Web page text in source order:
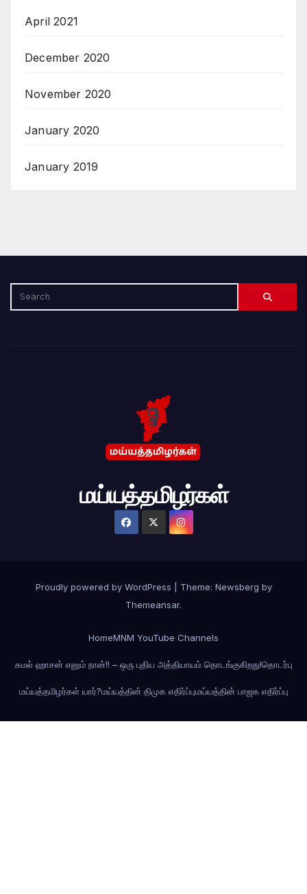
April 2021
December 2020
November 2020
January 2020
January 2019
மய்யத்தமிழர்கள்
Proudly powered by WordPress Theme: Newsberg by
Themeansar.
HomeMNM YouTube Channels
கமல் ஹாசன் எனும் நான்!! – ஒரு புதிய அத்தியாயம் தொடங்குகிறது!தொடர்பு
மய்யத்தமிழர்கள் யார்?மய்யத்தின் திமுக எதிர்ப்புமய்யத்தின் பாஜக எதிர்ப்பு